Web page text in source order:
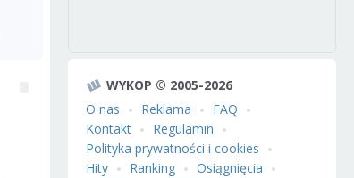
WYKOP © 2005-2026
O nas
Reklama
FAQ
Kontakt
Regulamin
Polityka prywatności i cookies
Hity
Ranking
Osiągnięcia